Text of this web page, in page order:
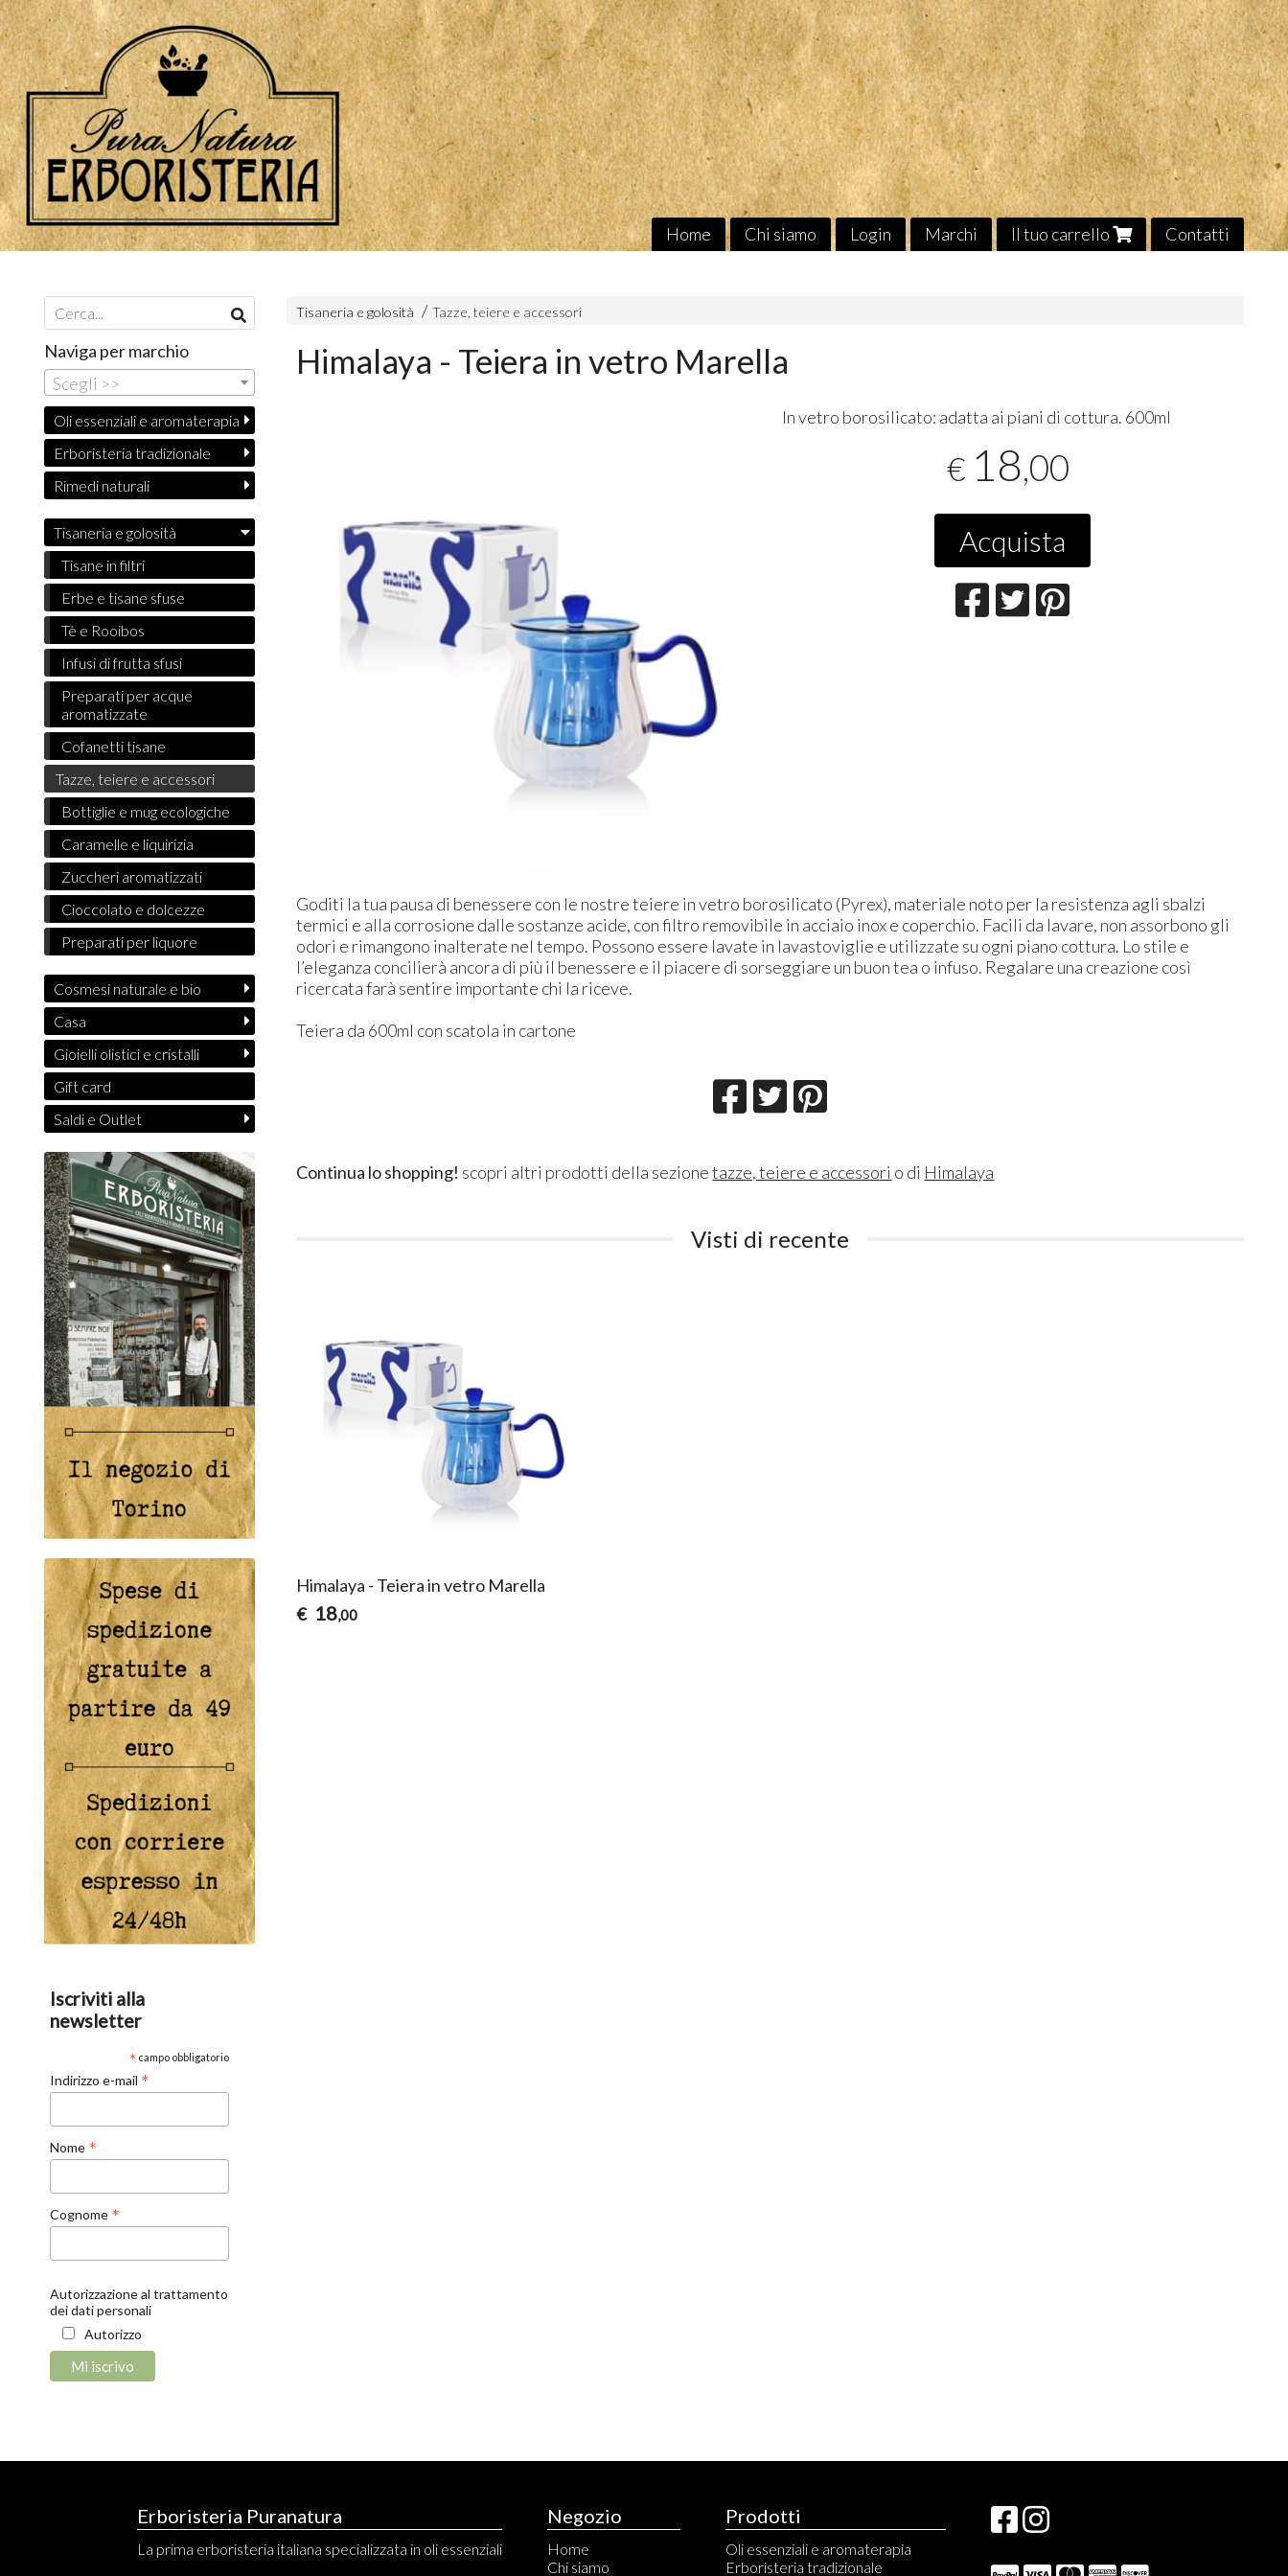
Home Chi siamo Login Marchi Il tuo carrello Contatti
Tisaneria e golosità Tazze, teiere e accessori
Himalaya - Teiera in vetro Marella
In vetro borosilicato: adatta ai piani di cottura. 600ml
€ 18,00
Acquista
Goditi la tua pausa di benessere con le nostre teiere in vetro borosilicato (Pyrex), materiale noto per la resistenza agli sbalzi
termici e alla corrosione dalle sostanze acide, con filtro removibile in acciaio inox e coperchio. Facili da lavare, non assorbono gli
odori e rimangono inalterate nel tempo. Possono essere lavate in lavastoviglie e utilizzate su ogni piano cottura. Lo stile e
l’eleganza concilierà ancora di più il benessere e il piacere di sorseggiare un buon tea o infuso. Regalare una creazione così
ricercata farà sentire importante chi la riceve.
Teiera da 600ml con scatola in cartone
Continua lo shopping! scopri altri prodotti della sezionetazze, teiere e accessori o di Himalaya
Visti di recente
Himalaya - Teiera in vetro Marella
€ 18,00
Naviga per marchio
Scegli >>
Oli essenziali e aromaterapia
Erboristeria tradizionale
Rimedi naturali
Tisaneria e golosità
Tisane in filtri
Erbe e tisane sfuse
Tè e Rooibos
Infusi di frutta sfusi
Preparati per acque
aromatizzate
Cofanetti tisane
Tazze, teiere e accessori
Bottiglie e mug ecologiche
Caramelle e liquirizia
Zuccheri aromatizzati
Cioccolato e dolcezze
Preparati per liquore
Cosmesi naturale e bio
Casa
Gioielli olistici e cristalli
Gift card
Saldi e Outlet
Iscriviti alla
newsletter
* campo obbligatorio
Indirizzo e-mail *
Nome *
Cognome *
Autorizzazione al trattamento
dei dati personali
Autorizzo
Erboristeria Puranatura
La prima erboristeria italiana specializzata in oli essenziali
Negozio
Home
Chi siamo
Prodotti
Oli essenziali e aromaterapia
Erboristeria tradizionale